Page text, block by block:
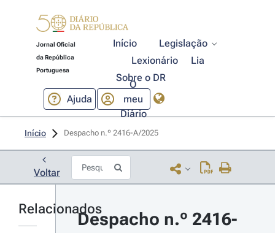
Jornal Oficial
da República
Portuguesa
Início
Legislação
Lexionário
Lia
Sobre o DR
Ajuda
O
meu
Diário
Início Despacho n.º 2416-A/2025
Voltar
Relacionados
Despacho n.º 2416-